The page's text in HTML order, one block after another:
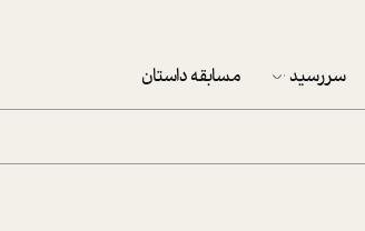
سررسید مسابقه داستان